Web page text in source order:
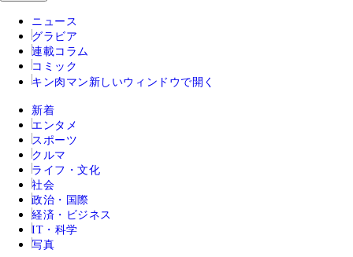
ニュース
グラビア
連載コラム
コミック
キン肉マン 新しいウィンドウで開く
新着
エンタメ
スポーツ
クルマ
ライフ・文化
社会
政治・国際
経済・ビジネス
IT・科学
写真